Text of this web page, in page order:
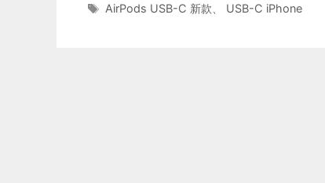
类
标
AirPods USB-C 新款 USB-C iPhone